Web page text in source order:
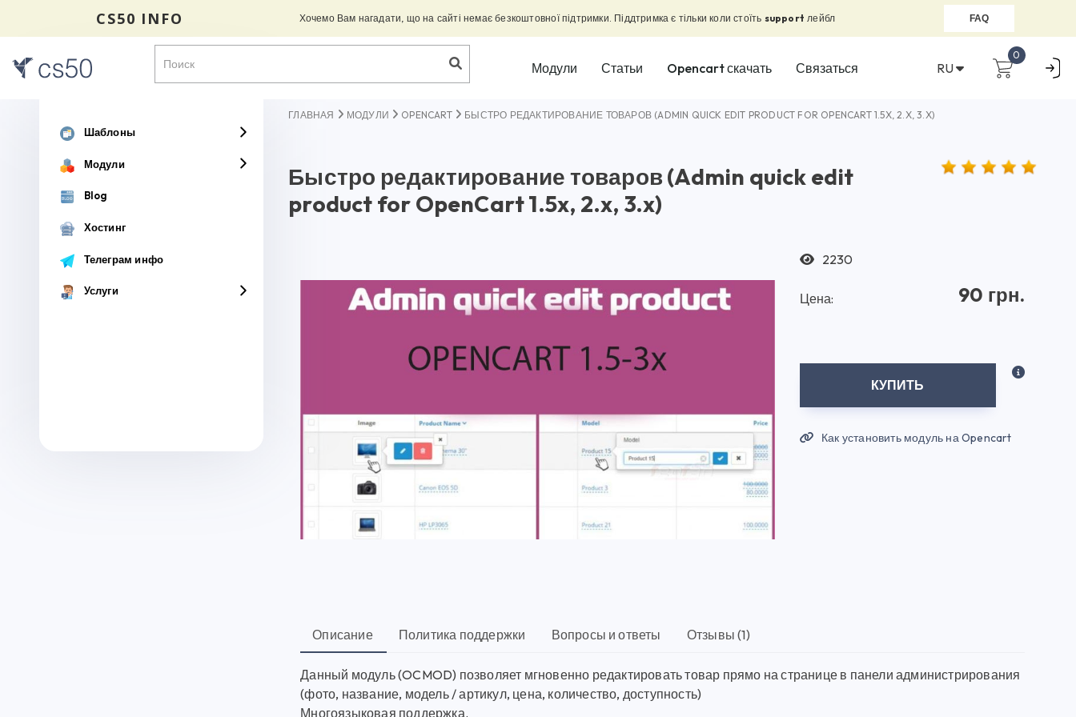
CS50 INFO Хочемо Вам нагадати, що на сайті немає безкоштовної підтримки. Піддтримка є тільки коли стоїть support лейбл FAQ
Модули Статьи Opencart скачать Связаться RU
0
Шаблоны
Модули
Blog
Хостинг
Телеграм инфо
Услуги
ГЛАВНАЯ МОДУЛИ OPENCART БЫСТРО РЕДАКТИРОВАНИЕ ТОВАРОВ (ADMIN QUICK EDIT PRODUCT FOR OPENCART 1.5X, 2.X, 3.X)
Быстро редактирование товаров (Admin quick edit
product for OpenCart 1.5x, 2.x, 3.x)
2230
Цена: 90 грн.
КУПИТЬ
Как установить модуль на Opencart
Описание Политика поддержки Вопросы и ответы Отзывы (1)
Данный модуль (OCMOD) позволяет мгновенно редактировать товар прямо на странице в панели администрирования
(фото, название, модель / артикул, цена, количество, доступность)
Многоязыковая поддержка.